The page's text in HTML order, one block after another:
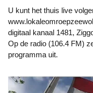
U kunt het thuis live
digitaal kanaal 1481,
Op de radio (106.4 FM)
programma uit.